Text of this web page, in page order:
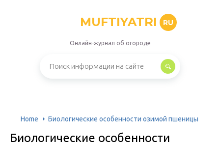
MUFTIYATRI RU
Онлайн-журнал об огороде
Home Биологические особенности озимой пшеницы
Биологические особенности